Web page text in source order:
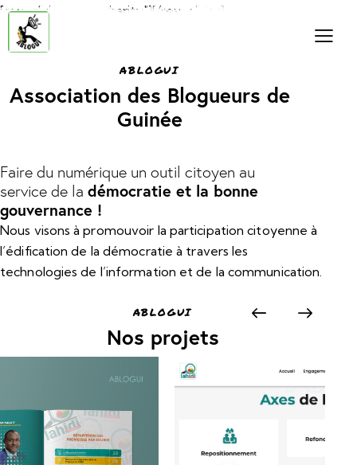
[rev_slider alias="charity"][/rev_slider]
ABLOGUI
Association des Blogueurs de
Guinée
Faire du numérique un outil citoyen au
service de la démocratie et la bonne
gouvernance !
Nous visons à promouvoir la participation citoyenne à
l’édification de la démocratie à travers les
technologies de l’information et de la communication.
ABLOGUI
Nos projets